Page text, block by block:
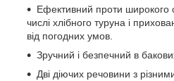
Ефективний проти широкого
числі хлібного туруна і
від погодних умов.
Зручний і безпечний в
Дві діючих речовини з